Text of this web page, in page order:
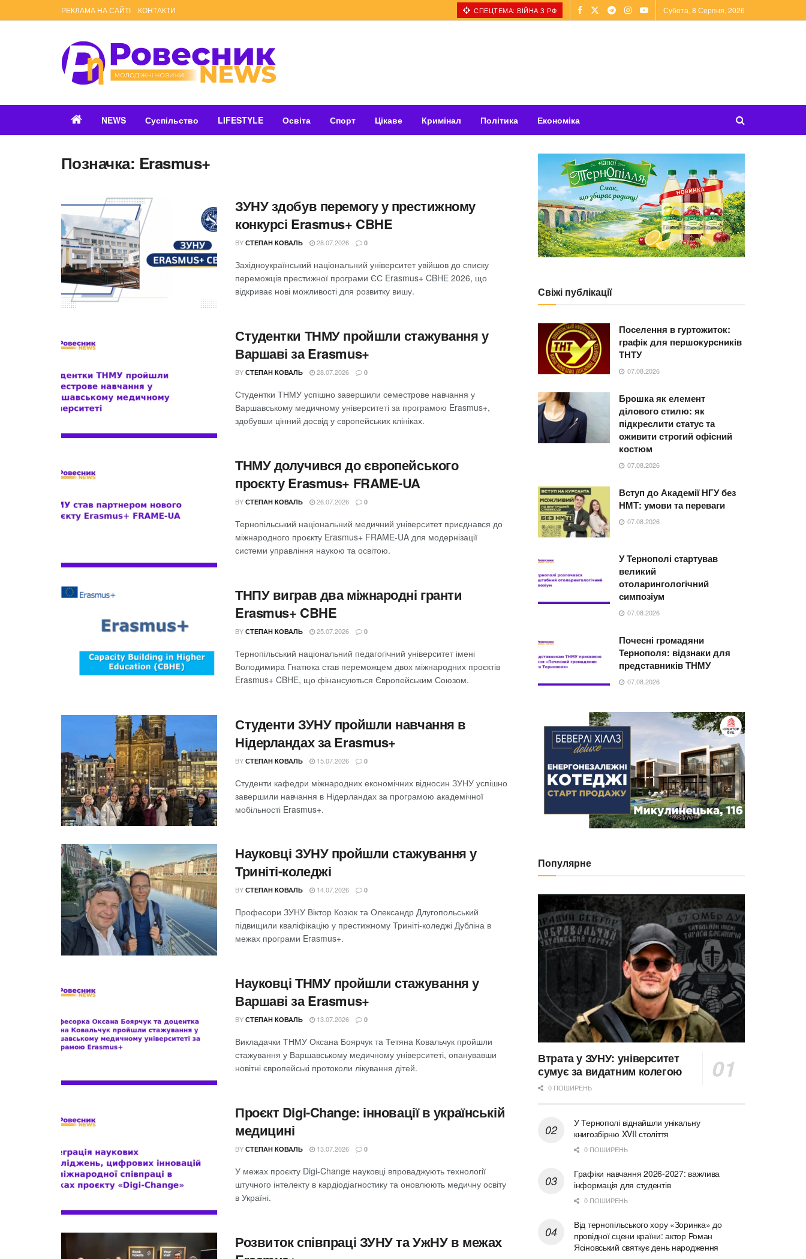
РЕКЛАМА НА САЙТІ КОНТАКТИ СПЕЦТЕМА: ВІЙНА З РФ Субота, 8 Серпня, 2026
NEWS Суспільство LIFESTYLE Освіта Спорт Цікаве Кримінал Політика Економіка
Позначка: Erasmus+
ЗУНУ здобув перемогу у престижному
конкурсі Erasmus+ CBHE
BY СТЕПАН КОВАЛЬ 28.07.2026 0
Західноукраїнський національний університет увійшов до списку
переможців престижної програми ЄС Erasmus+ CBHE 2026, що
відкриває нові можливості для розвитку вишу.
Студентки ТНМУ пройшли стажування у
Варшаві за Erasmus+
BY СТЕПАН КОВАЛЬ 28.07.2026 0
Студентки ТНМУ успішно завершили семестрове навчання у
Варшавському медичному університеті за програмою Erasmus+,
здобувши цінний досвід у європейських клініках.
ТНМУ долучився до європейського
проєкту Erasmus+ FRAME-UA
BY СТЕПАН КОВАЛЬ 26.07.2026 0
Тернопільський національний медичний університет приєднався до
міжнародного проєкту Erasmus+ FRAME-UA для модернізації
системи управління наукою та освітою.
ТНПУ виграв два міжнародні гранти
Erasmus+ CBHE
BY СТЕПАН КОВАЛЬ 25.07.2026 0
Тернопільський національний педагогічний університет імені
Володимира Гнатюка став переможцем двох міжнародних проєктів
Erasmus+ CBHE, що фінансуються Європейським Союзом.
Студенти ЗУНУ пройшли навчання в
Нідерландах за Erasmus+
BY СТЕПАН КОВАЛЬ 15.07.2026 0
Студенти кафедри міжнародних економічних відносин ЗУНУ успішно
завершили навчання в Нідерландах за програмою академічної
мобільності Erasmus+.
Науковці ЗУНУ пройшли стажування у
Триніті-коледжі
BY СТЕПАН КОВАЛЬ 14.07.2026 0
Професори ЗУНУ Віктор Козюк та Олександр Длугопольський
підвищили кваліфікацію у престижному Триніті-коледжі Дубліна в
межах програми Erasmus+.
Науковці ТНМУ пройшли стажування у
Варшаві за Erasmus+
BY СТЕПАН КОВАЛЬ 13.07.2026 0
Викладачки ТНМУ Оксана Боярчук та Тетяна Ковальчук пройшли
стажування у Варшавському медичному університеті, опанувавши
новітні європейські протоколи лікування дітей.
Проєкт Digi-Change: інновації в українській
медицині
BY СТЕПАН КОВАЛЬ 13.07.2026 0
У межах проєкту Digi-Change науковці впроваджують технології
штучного інтелекту в кардіодіагностику та оновлюють медичну освіту
в Україні.
Розвиток співпраці ЗУНУ та УжНУ в межах
Свіжі публікації
Поселення в гуртожиток:
графік для першокурсників
ТНТУ
07.08.2026
Брошка як елемент
ділового стилю: як
підкреслити статус та
оживити строгий офісний
костюм
07.08.2026
Вступ до Академії НГУ без
НМТ: умови та переваги
07.08.2026
У Тернополі стартував
великий
отоларингологічний
симпозіум
07.08.2026
Почесні громадяни
Тернополя: відзнаки для
представників ТНМУ
07.08.2026
Популярне
Втрата у ЗУНУ: університет
сумує за видатним колегою
0 ПОШИРЕНЬ
У Тернополі віднайшли унікальну
книгозбірню XVII століття
0 ПОШИРЕНЬ
Графіки навчання 2026-2027: важлива
інформація для студентів
0 ПОШИРЕНЬ
Від тернопільського хору «Зоринка» до
провідної сцени країни: актор Роман
Ясіновський святкує день народження